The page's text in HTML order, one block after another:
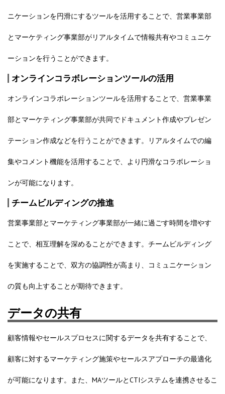
ニケーションを円滑にするツールを活用することで、営業事業部
とマーケティング事業部がリアルタイムで情報共有やコミュニケ
ーションを行うことができます。
オンラインコラボレーションツールの活用
オンラインコラボレーションツールを活用することで、営業事業
部とマーケティング事業部が共同でドキュメント作成やプレゼン
テーション作成などを行うことができます。リアルタイムでの編
集やコメント機能を活用することで、より円滑なコラボレーショ
ンが可能になります。
チームビルディングの推進
営業事業部とマーケティング事業部が一緒に過ごす時間を増やす
ことで、相互理解を深めることができます。チームビルディング
を実施することで、双方の協調性が高まり、コミュニケーション
の質も向上することが期待できます。
データの共有
顧客情報やセールスプロセスに関するデータを共有することで、
顧客に対するマーケティング施策やセールスアプローチの最適化
が可能になります。また、MAツールとCTIシステムを連携させるこ